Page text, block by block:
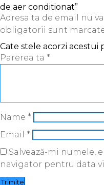
de aer conditionat”
Adresa ta de email nu
obligatorii sunt
Cate stele acorzi acestui
Parerea ta *
Name *
Email *
Salvează-mi numele,
navigator pentru data